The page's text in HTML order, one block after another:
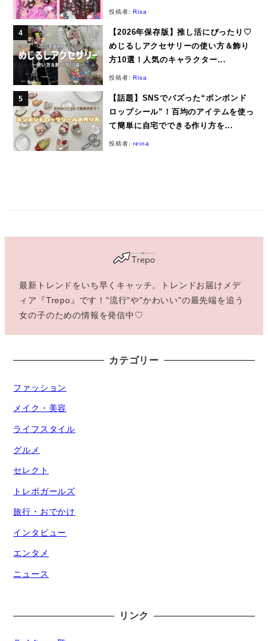
投稿者: Risa
【2026年保存版】推し活にぴったり♡
めじるしアクセサリーの使い方＆飾り
方10選！人気のキャラクター...
投稿者: Risa
【話題】SNSでバズった“ボンボンド
ロップシール”！百均のアイテムを使っ
て簡単に自宅でできる作り方を...
投稿者:reina
最新トレンドをいち早くキャッチ。トレンドお届けメデ
ィア『Trepo』です！"流行"や"かわいい"の最先端を追う
女の子のための情報を発信中♡
カテゴリー
ファッション
メイク・美容
ライフスタイル
グルメ
セレクト
トレポガールズ
旅行・おでかけ
インタビュー
エンタメ
ニュース
リンク